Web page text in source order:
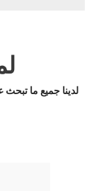
لدينا جميع ما